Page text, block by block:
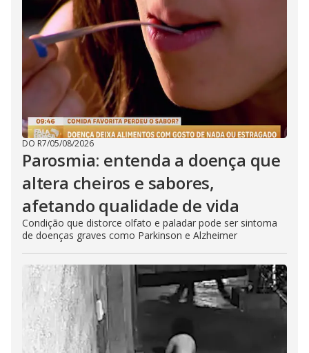
DO R7/05/08/2026
Parosmia: entenda a doença que
altera cheiros e sabores,
afetando qualidade de vida
Condição que distorce olfato e paladar pode ser sintoma
de doenças graves como Parkinson e Alzheimer